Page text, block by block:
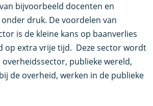
bijvoorbeeld docenten en
druk. De voordelen van
is de kleine kans op baanverlies
op extra vrije tijd. Deze sector wordt
overheidssector, publieke wereld,
de overheid, werken in de publieke